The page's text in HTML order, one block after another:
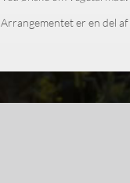
Arrangementet er en del af